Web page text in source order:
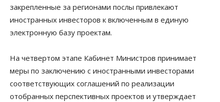
закрепленные за регионами послы привлекают
иностранных инвесторов к включенным в единую
электронную базу проектам.
На четвертом этапе Кабинет Министров принимает
меры по заключению с иностранными инвесторами
соответствующих соглашений по реализации
отобранных перспективных проектов и утверждает